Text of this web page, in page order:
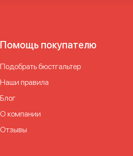
Помощь покупателю
Подобрать бюстгальтер
Наши правила
Блог
О компании
Отзывы